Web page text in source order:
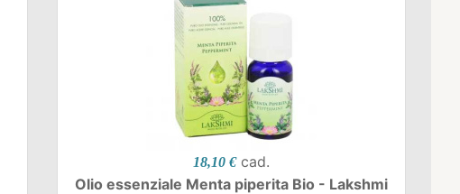
18,10 € cad.
Olio essenziale Menta piperita Bio - Lakshmi